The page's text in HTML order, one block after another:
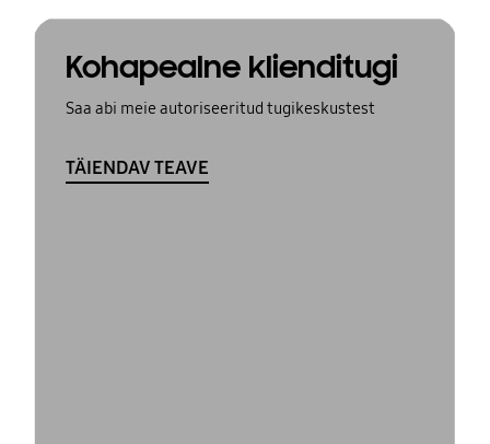
Kohapealne klienditugi
Saa abi meie autoriseeritud tugikeskustest
TÄIENDAV TEAVE